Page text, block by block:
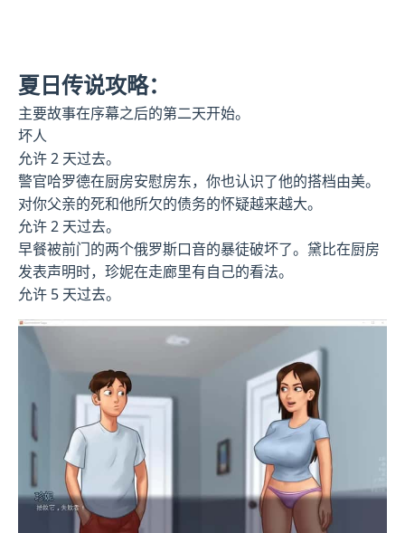
夏日传说攻略：
主要故事在序幕之后的第二天开始。
坏人
允许 2 天过去。
警官哈罗德在厨房安慰房东，你也认识了他的搭档由美。
对你父亲的死和他所欠的债务的怀疑越来越大。
允许 2 天过去。
早餐被前门的两个俄罗斯口音的暴徒破坏了。黛比在厨房
发表声明时，珍妮在走廊里有自己的看法。
允许 5 天过去。